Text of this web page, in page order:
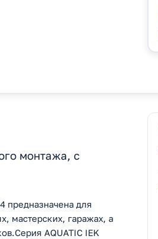
монтажа, с
предназначена для
мастерских, гаражах, а
AQUATIC IEK